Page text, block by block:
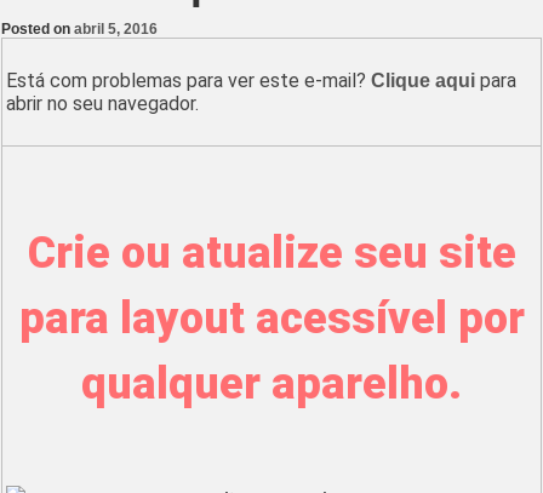
Posted on abril 5, 2016
Está com problemas para ver este e-mail? Clique aqui para
abrir no seu navegador.
Crie ou atualize seu site
para layout acessível por
qualquer aparelho.